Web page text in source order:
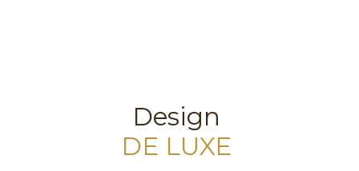
Design
DE LUXE